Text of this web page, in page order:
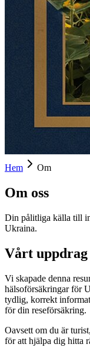
Hem Om
Om oss
Din pålitliga källa till
Ukraina.
Vårt uppdrag
Vi skapade denna
hälsoförsäkringar för
tydlig, korrekt
för din reseförsäkring.
Oavsett om du är
för att hjälpa dig hitta